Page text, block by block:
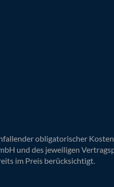
obligatorischer
und des jeweiligen
im Preis berücksichtigt.